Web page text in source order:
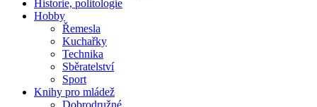
Historie, politologie
Hobby
Řemesla
Kuchařky
Technika
Sběratelství
Sport
Knihy pro mládež